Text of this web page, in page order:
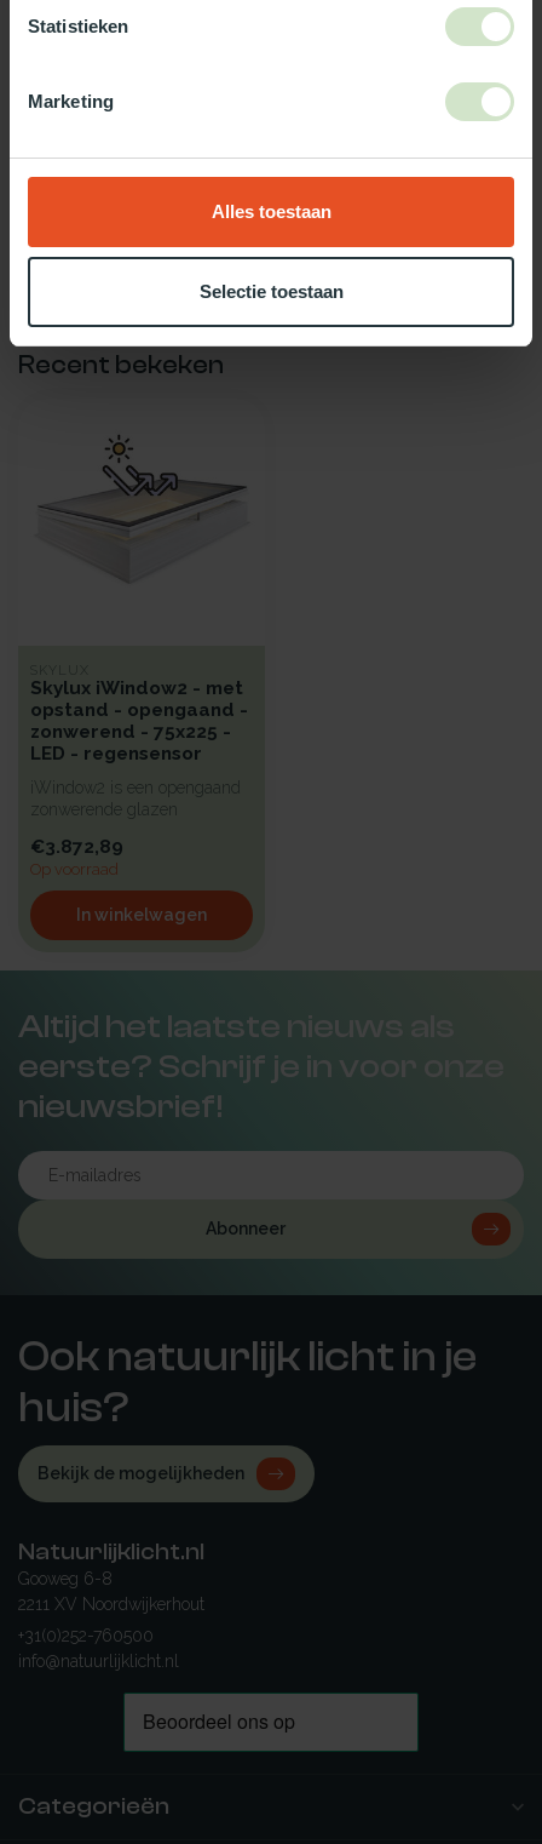
Statistieken
Marketing
Alles toestaan
Selectie toestaan
glas/zonwerend/
Gebruik onze daglicht keuzehulp!
Gebruik dan onze daglicht keuzehulp!
Recent bekeken
SKYLUX
Skylux iWindow2 - met
opstand - opengaand -
zonwerend - 75x225 -
LED - regensensor
iWindow2 is een opengaand
zonwerende glazen
isolatie vo...
€3.872,89
Op voorraad
In winkelwagen
Altijd het laatste nieuws als
eerste? Schrijf je in voor onze
nieuwsbrief!
Abonneer
Ook natuurlijk licht in je
huis?
Bekijk de mogelijkheden
Natuurlijklicht.nl
Gooweg 6-8
2211 XV Noordwijkerhout
+31(0)252-760500
info@natuurlijklicht.nl
Categorieën